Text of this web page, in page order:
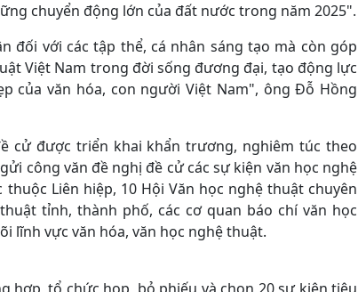
chuyển động lớn của đất nước trong năm 2025".
đối với các tập thể, cá nhân sáng tạo mà còn góp
Việt Nam trong đời sống đương đại, tạo động lực
của văn hóa, con người Việt Nam", ông Đỗ Hồng
cử được triển khai khẩn trương, nghiêm túc theo
công văn đề nghị đề cử các sự kiện văn học nghệ
Liên hiệp, 10 Hội Văn học nghệ thuật chuyên
tỉnh, thành phố, các cơ quan báo chí văn học
lĩnh vực văn hóa, văn học nghệ thuật.